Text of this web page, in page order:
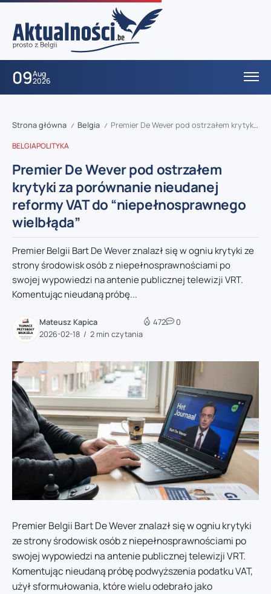
09Aug
2026
Strona główna / Belgia / Premier De Wever pod ostrzałem krytyki za porównanie nieudanej reformy VAT do “niepełnosprawnego wielbłąda”
BELGIAPOLITYKA
Premier De Wever pod ostrzałem
krytyki za porównanie nieudanej
reformy VAT do “niepełnosprawnego
wielbłąda”
Premier Belgii Bart De Wever znalazł się w ogniu krytyki ze
strony środowisk osób z niepełnosprawnościami po
swojej wypowiedzi na antenie publicznej telewizji VRT.
Komentując nieudaną próbę...
Mateusz Kapica
2026-02-18
2 min czytania
472 0
Premier Belgii Bart De Wever znalazł się w ogniu krytyki
ze strony środowisk osób z niepełnosprawnościami po
swojej wypowiedzi na antenie publicznej telewizji VRT.
Komentując nieudaną próbę podwyższenia podatku VAT,
użył sformułowania, które wielu odebrało jako